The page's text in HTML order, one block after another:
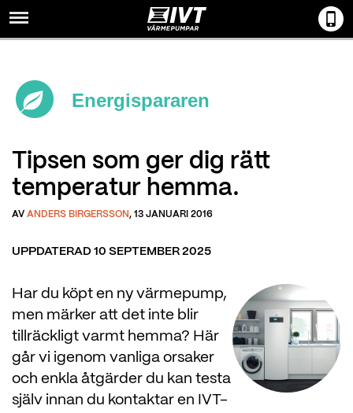
Energispararen
Tipsen som ger dig rätt
temperatur hemma.
AV ANDERS BIRGERSSON , 13 JANUARI 2016
UPPDATERAD 10 SEPTEMBER 2025
Har du köpt en ny värmepump,
men märker att det inte blir
tillräckligt varmt hemma? Här
går vi igenom vanliga orsaker
och enkla åtgärder du kan testa
själv innan du kontaktar en IVT-